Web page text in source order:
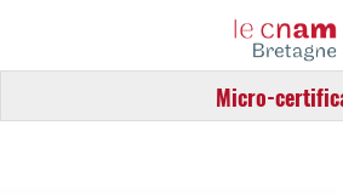
Cnam
Bretagne
Micro-